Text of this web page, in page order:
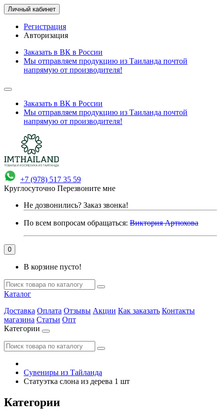
Личный кабинет
Регистрация
Авторизация
Заказать в ВК в России
Мы отправляем продукцию из Таиланда почтой
напрямую от производителя!
Заказать в ВК в России
Мы отправляем продукцию из Таиланда почтой
напрямую от производителя!
+7 (978) 517 35 59
Круглосуточно Перезвоните мне
Не дозвонились? Заказ звонка!
По всем вопросам обращаться: Виктория Артюхова
0
В корзине пусто!
Каталог
Доставка Оплата Отзывы Акции Как заказать Контакты
магазина Статьи Опт
Категории
Сувениры из Тайланда
Статуэтка слона из дерева 1 шт
Категории